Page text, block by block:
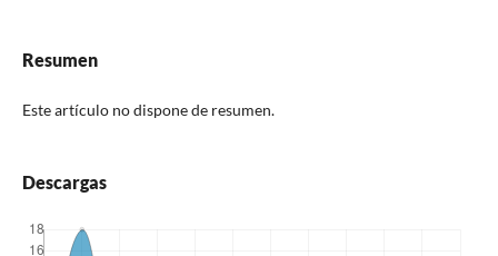
Resumen
Este artículo no dispone de resumen.
Descargas